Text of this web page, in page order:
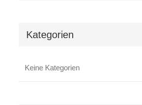
Kategorien
Keine Kategorien